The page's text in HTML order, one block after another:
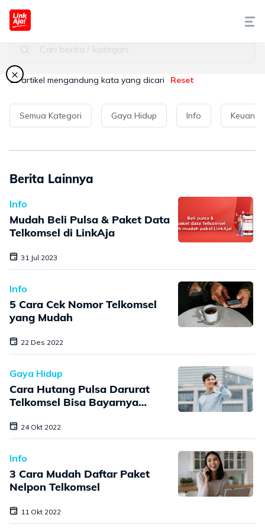
Syariah
Artikel
Seputar LinkAja
Cari berita / kategori...
10artikel mengandung kata yang dicari Reset
Semua Kategori Gaya Hidup Info
Berita Lainnya
Info
Mudah Beli Pulsa & Paket Data
Telkomsel di LinkAja
31 Jul 2023
Info
5 Cara Cek Nomor Telkomsel
yang Mudah
22 Des 2022
Gaya Hidup
Cara Hutang Pulsa Darurat
Telkomsel Bisa Bayarnya
24 Okt 2022
Info
3 Cara Mudah Daftar Paket
Nelpon Telkomsel
11 Okt 2022
×